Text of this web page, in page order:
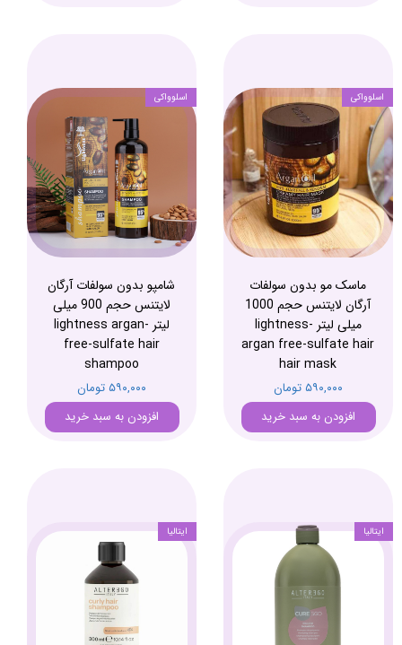
ماسک مو بدون سولفات
آرگان لایتنس حجم 1000
میلی لیتر -lightness
argan free-sulfate hair
hair mask
۵۹۰,۰۰۰ تومان
افزودن به سبد خرید
اسلوواکی
شامپو بدون سولفات آرگان
لایتنس حجم 900 میلی
لیتر -lightness argan
free-sulfate hair
shampoo
۵۹۰,۰۰۰ تومان
افزودن به سبد خرید
اسلوواکی
ایتالیا ایتالیا